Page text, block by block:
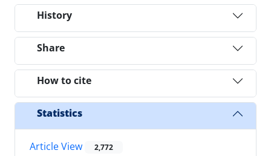
History
Share
How to cite
Statistics
Article View 2,772